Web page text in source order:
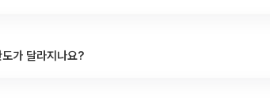
가 달라지나요?